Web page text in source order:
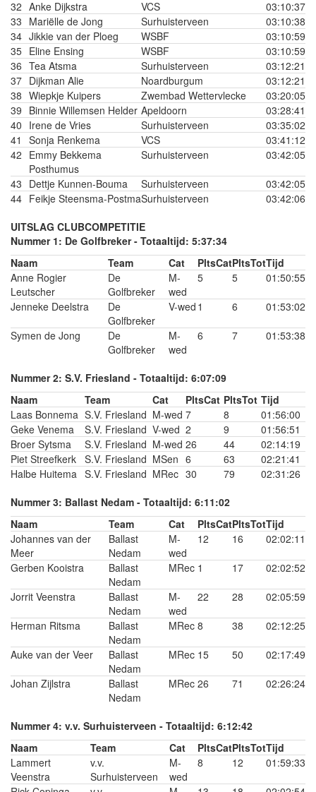
32 Anke Dijkstra VCS
03:10:37
33 Mariëlle de Jong Surhuisterveen
03:10:38
34 Jikkie van der Ploeg WSBF
03:10:59
35 Eline Ensing WSBF
03:10:59
36 Tea Atsma Surhuisterveen
03:12:21
37 Dijkman Alie Noardburgum
03:12:21
38 Wiepkje Kuipers Zwembad Wettervlecke
03:20:05
39 Binnie Willemsen Helder Apeldoorn
03:28:41
40 Irene de Vries Surhuisterveen
03:35:02
41
Sonja Renkema VCS
03:41:12
42 Emmy Bekkema
Posthumus
Surhuisterveen 03:42:05
43 Dettje Kunnen-Bouma Surhuisterveen
03:42:05
44 Feikje Steensma-PostmaSurhuisterveen
03:42:06
UITSLAG CLUBCOMPETITIE
Nummer 1: De Golfbreker - Totaaltijd: 5:37:34
Naam
Team Cat PltsCatPltsTotTijd
Anne Rogier
Leutscher
De
Golfbreker
M-
wed
5 5 01:50:55
Jenneke Deelstra
De
Golfbreker
V-wed 1 6 01:53:02
Symen de Jong
De
Golfbreker
M-
wed
6 7 01:53:38
Nummer 2: S.V. Friesland - Totaaltijd: 6:07:09
Naam
Team Cat PltsCat PltsTot Tijd
Laas Bonnema S.V. Friesland M-wed 7 8
01:56:00
Geke Venema
S.V. Friesland V-wed 2 9
01:56:51
Broer Sytsma
S.V. Friesland M-wed 26 44
02:14:19
Piet Streefkerk S.V. Friesland MSen 6 63
02:21:41
Halbe Huitema S.V. Friesland MRec 30 79
02:31:26
Nummer 3: Ballast Nedam - Totaaltijd: 6:11:02
Naam
Team Cat PltsCatPltsTotTijd
Johannes van der
Meer
Ballast
Nedam
M-
wed
12 16 02:02:11
Gerben Kooistra
Ballast
Nedam
MRec 1 17 02:02:52
Jorrit Veenstra
Ballast
Nedam
M-
wed
22 28 02:05:59
Herman Ritsma
Ballast
Nedam
MRec 8 38 02:12:25
Auke van der Veer
Ballast
Nedam
MRec 15 50 02:17:49
Johan Zijlstra
Ballast
Nedam
MRec 26 71 02:26:24
Nummer 4: v.v. Surhuisterveen - Totaaltijd: 6:12:42
Naam
Team Cat PltsCatPltsTotTijd
Lammert
Veenstra
v.v.
Surhuisterveen
M-
wed
8 12 01:59:33